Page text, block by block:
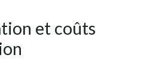
et coûts